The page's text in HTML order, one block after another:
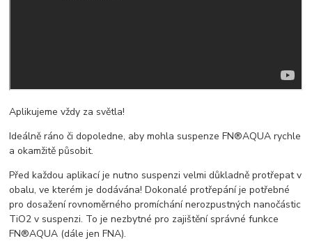
Aplikujeme vždy za světla!
Ideálně ráno či dopoledne, aby mohla suspenze FN®AQUA rychle
a okamžitě působit.
Před každou aplikací je nutno suspenzi velmi důkladně protřepat v
obalu, ve kterém je dodávána! Dokonalé protřepání je potřebné
pro dosažení rovnoměrného promíchání nerozpustných nanočástic
TiO2 v suspenzi. To je nezbytné pro zajištění správné funkce
FN®AQUA (dále jen FNA).